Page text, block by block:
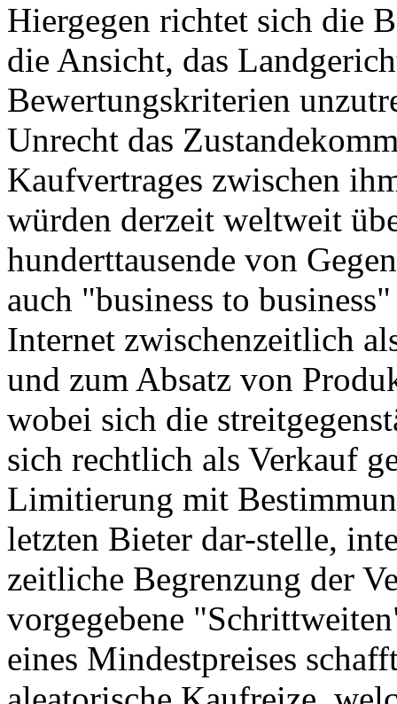
Hiergegen richtet sich die
die Ansicht, das
Bewertungskriterien
Unrecht das
Kaufvertrages zwischen
würden derzeit weltweit
hunderttausende von
auch "business to
Internet zwischenzeitlich
und zum Absatz von
wobei sich die
sich rechtlich als Verkauf
Limitierung mit
letzten Bieter dar-stelle,
zeitliche Begrenzung der
vorgegebene
eines Mindestpreises